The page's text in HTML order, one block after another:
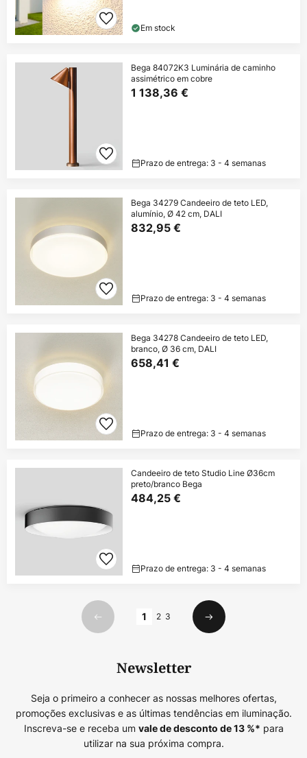
Em stock
Bega 84072K3 Luminária de caminho
assimétrico em cobre
1 138,36 €
Prazo de entrega: 3 - 4 semanas
Bega 34279 Candeeiro de teto LED,
alumínio, Ø 42 cm, DALI
832,95 €
Prazo de entrega: 3 - 4 semanas
Bega 34278 Candeeiro de teto LED,
branco, Ø 36 cm, DALI
658,41 €
Prazo de entrega: 3 - 4 semanas
Candeeiro de teto Studio Line Ø36cm
preto/branco Bega
484,25 €
Prazo de entrega: 3 - 4 semanas
Anterior
1 2 3
Seguinte
Newsletter
Seja o primeiro a conhecer as nossas melhores ofertas,
promoções exclusivas e as últimas tendências em iluminação.
Inscreva-se e receba um vale de desconto de13%* para
utilizar na sua próxima compra.